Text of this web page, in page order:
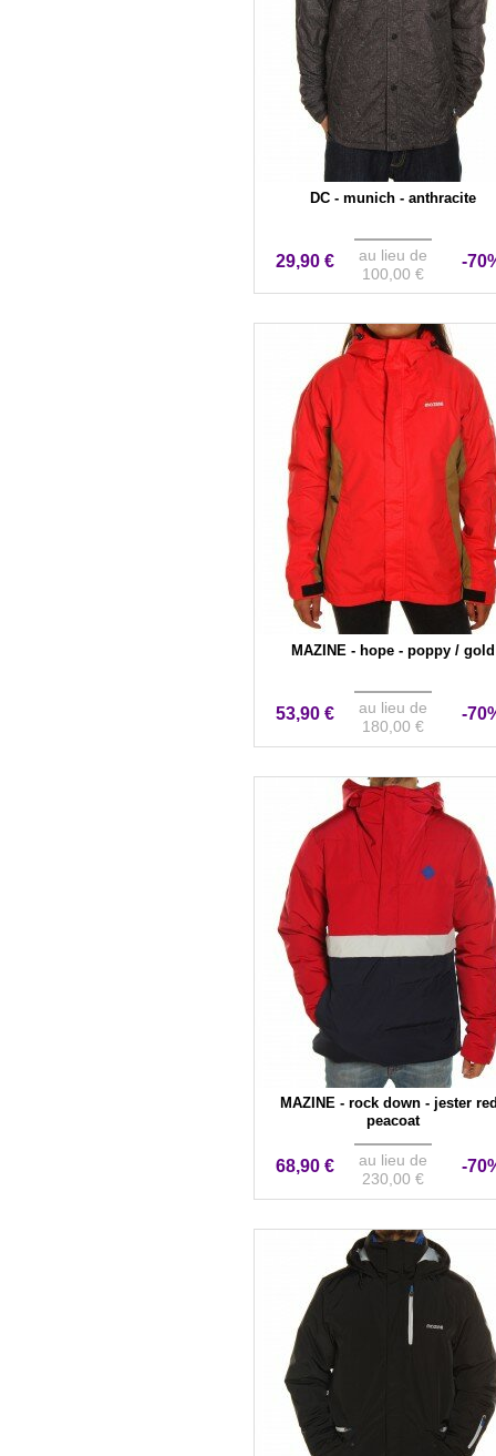
DC - munich - anthracite
29,90 €
au lieu de
100,00 €
-
MAZINE - hope - poppy / gold
53,90 €
au lieu de
180,00 €
-
MAZINE - rock down - jester
peacoat
68,90 €
au lieu de
230,00 €
-